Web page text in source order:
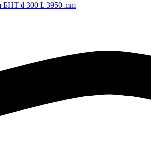
БНТ d 300 L 3950 mm